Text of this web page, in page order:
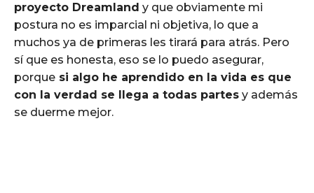
proyecto Dreamland y que obviamente mi
postura no es imparcial ni objetiva, lo que a
muchos ya de primeras les tirará para atrás. Pero
sí que es honesta, eso se lo puedo asegurar,
porque si algo he aprendido en la vida es que
con la verdad se llega a todas partes y además
se duerme mejor.